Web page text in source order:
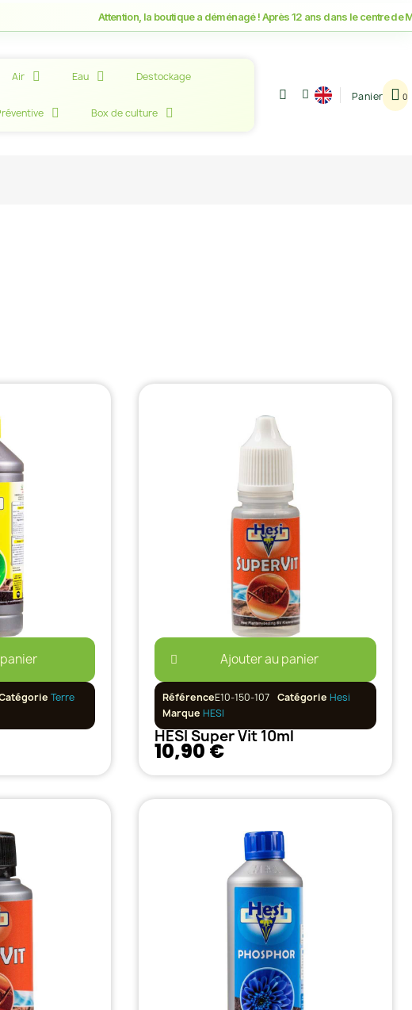
Attention, la boutique a déménagé ! Après 12 ans dans le centre de
Air Eau Destockage
Box de culture
Panier
Terre
Ajouter au panier
RéférenceE10-150-107 CatégorieHesi
Marque HESI
HESI Super Vit 10ml
10,90 €